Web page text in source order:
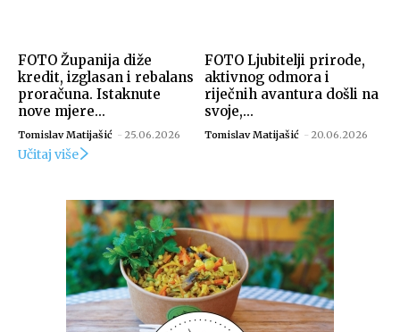
FOTO Županija diže
kredit, izglasan i rebalans
proračuna. Istaknute
nove mjere...
Tomislav Matijašić - 25.06.2026
FOTO Ljubitelji prirode,
aktivnog odmora i
riječnih avantura došli na
svoje,...
Tomislav Matijašić - 20.06.2026
Učitaj više